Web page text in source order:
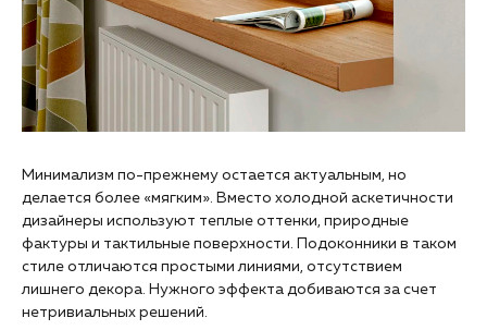
Минимализм по-прежнему остается актуальным, но
делается более «мягким». Вместо холодной аскетичности
дизайнеры используют теплые оттенки, природные
фактуры и тактильные поверхности. Подоконники в таком
стиле отличаются простыми линиями, отсутствием
лишнего декора. Нужного эффекта добиваются за счет
нетривиальных решений.